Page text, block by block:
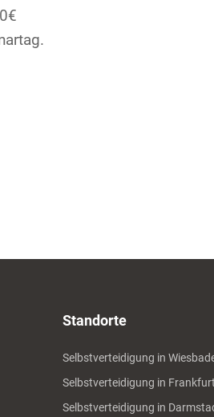
Standorte
Selbstverteidigung in
Selbstverteidigung in
Selbstverteidigung in